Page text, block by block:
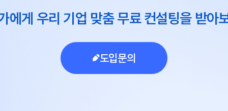
에게 우리 기업 맞춤 무료 컨설팅을 받아
도입문의